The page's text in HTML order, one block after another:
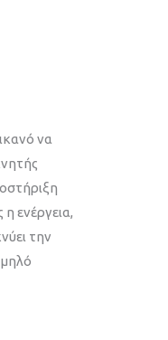
να
ενέργεια,
την